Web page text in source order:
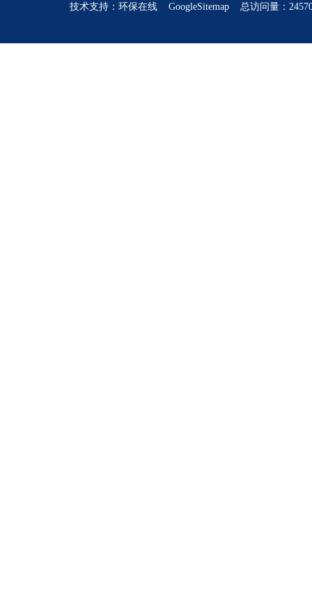
技术支持： 环保在线 GoogleSitemap 总访问量：